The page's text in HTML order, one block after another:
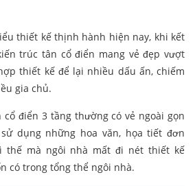
thiết kế thịnh hành hiện nay, khi kết
trúc tân cổ điển mang vẻ đẹp vượt
thiết kế để lại nhiều dấu ấn, chiếm
gia chủ.
điển 3 tầng thường có vẻ ngoài gọn
dụng những hoa văn, họa tiết đơn
thế mà ngôi nhà mất đi nét thiết kế
có trong tổng thể ngôi nhà.